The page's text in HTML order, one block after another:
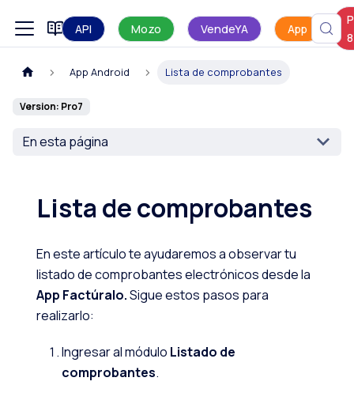
Manual de uso
API Mozo VendeYA App
8
App Android Lista de comprobantes
Version: Pro7
En esta página
Lista de comprobantes
En este artículo te ayudaremos a observar tu
listado de comprobantes electrónicos desde la
App Factúralo.Sigue estos pasos para
realizarlo:
Ingresar al módulo Listado de
comprobantes.